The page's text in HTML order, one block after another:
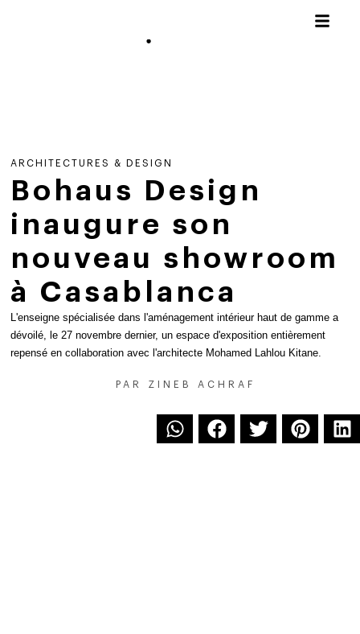
ARCHITECTURES & DESIGN
Bohaus Design
inaugure son
nouveau showroom
à Casablanca
L'enseigne spécialisée dans l'aménagement intérieur haut de gamme a
dévoilé, le 27 novembre dernier, un espace d'exposition entièrement
repensé en collaboration avec l'architecte Mohamed Lahlou Kitane.
PAR ZINEB ACHRAF